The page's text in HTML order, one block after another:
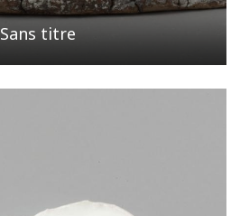
Sans titre